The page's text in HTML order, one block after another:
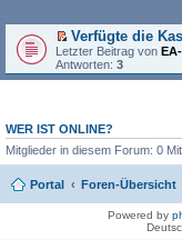
E
r
s
u
n
g
e
s
Verfügte die
Letzter Beitrag von
Antworten: 3
WER IST ONLINE?
Mitglieder in diesem Forum: 0
Portal Foren-Übersicht
Powered by